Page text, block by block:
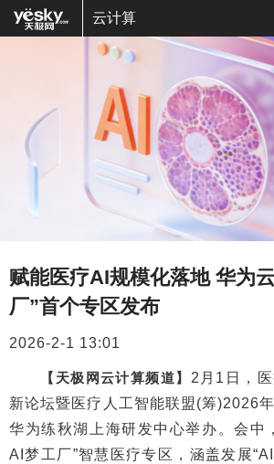
云计算
赋能医疗AI规模化落地 华为
厂”首个专区发布
2026-2-1 13:01
【天极网云计算频道】 2月1日，
新论坛暨医疗人工智能联盟(筹)2026
华为练秋湖上海研发中心举办。会中
AI梦工厂”智慧医疗专区，涵盖发展